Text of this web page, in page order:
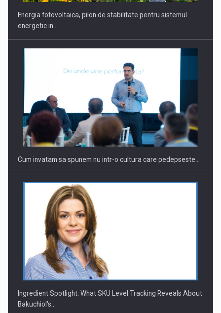
Webinar - Business Evolution-RETHINK STRATEGY-Finantare
Investitii Digitalizare
Energia fotovoltaica, pilon de stabilitate pentru sistemul
energetic in…
Cum invatam sa spunem nu intr-o cultura care pedepseste…
Ingredient Spotlight: What SKU Level Tracking Reveals About
Bakuchiol's…